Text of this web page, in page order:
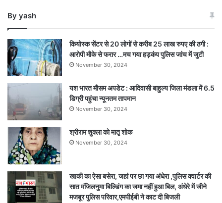
By yash
कियोस्क सेंटर से 20 लोगों से करीब 25 लाख रुपए की ठगी :
आरोपी मौके से फरार …मच गया हड़कंप पुलिस जांच में जुटी
November 30, 2024
यश भारत मौसम अपडेट : आदिवासी बाहुल्य जिला मंडला में 6.5
डिग्री पहुंचा न्यूनतम तापमान
November 30, 2024
श्रीराम शुक्ला को मातृ शोक
November 30, 2024
खाकी का ऐसा बसेरा, जहां पर छा गया अंधेरा ,पुलिस क्वार्टर की
सात मंजिलनुमा बिल्डिंग का जमा नहीं हुआ बिल, अंधेरे में जीने
मजबूर पुलिस परिवार,एमपीईबी ने काट दी बिजली